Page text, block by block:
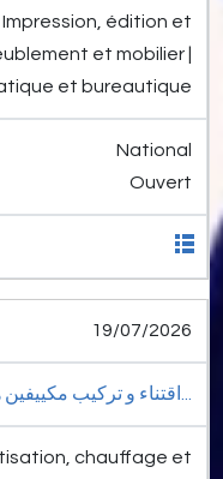
Impression, édition et
et mobilier |
et bureautique
National
Ouvert
19/07/2026
اقتناء و تركيب مكييفين هوا...
chauffage et